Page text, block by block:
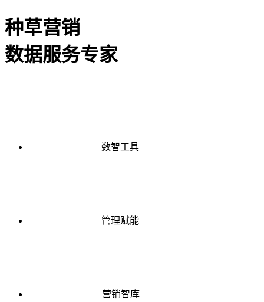
种草营销
数据服务专家
数智工具
管理赋能
营销智库